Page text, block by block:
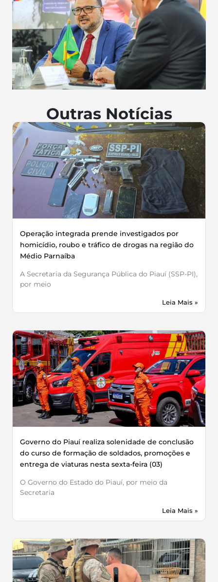
Outras Notícias
Operação integrada prende investigados por
homicídio, roubo e tráfico de drogas na região do
Médio Parnaíba
A Secretaria da Segurança Pública do Piauí (SSP-PI),
por meio
Leia Mais »
Governo do Piauí realiza solenidade de conclusão
do curso de formação de soldados, promoções e
entrega de viaturas nesta sexta-feira (03)
O Governo do Estado do Piauí, por meio da
Secretaria
Leia Mais »